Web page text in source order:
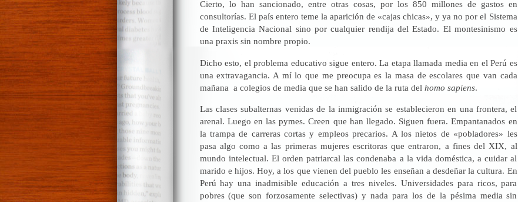
Cierto, lo han sancionado, entre otras cosas, por los 850 millones de gastos en
consultorías. El país entero teme la aparición de «cajas chicas», y ya no por el Sistema
de Inteligencia Nacional sino por cualquier rendija del Estado. El montesinismo es
una praxis sin nombre propio.
Dicho esto, el problema educativo sigue entero. La etapa llamada media en el Perú es
una extravagancia. A mí lo que me preocupa es la masa de escolares que van cada
mañana a colegios de media que se han salido de la ruta del homo sapiens.
Las clases subalternas venidas de la inmigración se establecieron en una frontera, el
arenal. Luego en las pymes. Creen que han llegado. Siguen fuera. Empantanados en
la trampa de carreras cortas y empleos precarios. A los nietos de «pobladores» les
pasa algo como a las primeras mujeres escritoras que entraron, a fines del XIX, al
mundo intelectual. El orden patriarcal las condenaba a la vida doméstica, a cuidar al
marido e hijos. Hoy, a los que vienen del pueblo les enseñan a desdeñar la cultura. En
Perú hay una inadmisible educación a tres niveles. Universidades para ricos, para
pobres (que son forzosamente selectivas) y nada para los de la pésima media sin